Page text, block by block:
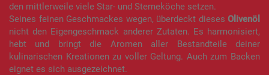
den mittlerweile viele Star- und Sterneköche setzen.
Seines feinen Geschmackes wegen, überdeckt dieses Olivenöl
nicht den Eigengeschmack anderer Zutaten. Es harmonisiert,
hebt und bringt die Aromen aller Bestandteile deiner
kulinarischen Kreationen zu voller Geltung. Auch zum Backen
eignet es sich ausgezeichnet.